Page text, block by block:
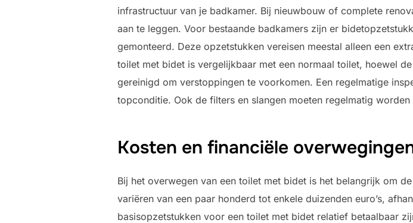
infrastructuur van je badkamer. Bij nieuwbouw of complete
aan te leggen. Voor bestaande badkamers zijn er
gemonteerd. Deze opzetstukken vereisen meestal alleen een
toilet met bidet is vergelijkbaar met een normaal toilet, hoewel
gereinigd om verstoppingen te voorkomen. Een regelmatige
topconditie. Ook de filters en slangen moeten regelmatig
Kosten en financiële
Bij het overwegen van een toilet met bidet is het belangrijk om
variëren van een paar honderd tot enkele duizenden euro’s,
basisopzetstukken voor een toilet met bidet relatief betaalbaar